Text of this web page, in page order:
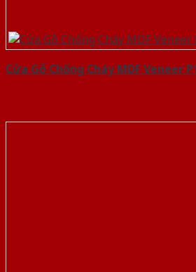
Cửa Gỗ Chống Cháy MDF Veneer